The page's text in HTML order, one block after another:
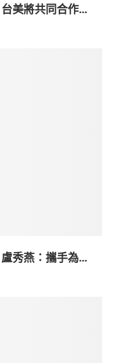
美將共同合作...
秀燕：攜手為...